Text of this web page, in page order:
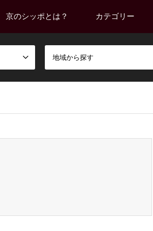
京のシッポとは？ カテゴリー
地域から探す